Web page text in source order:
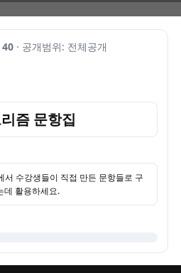
40 · 공개범위: 전체공개
즘 문항집
수강생들이 직접 만든 문항들로 구
데 활용하세요.